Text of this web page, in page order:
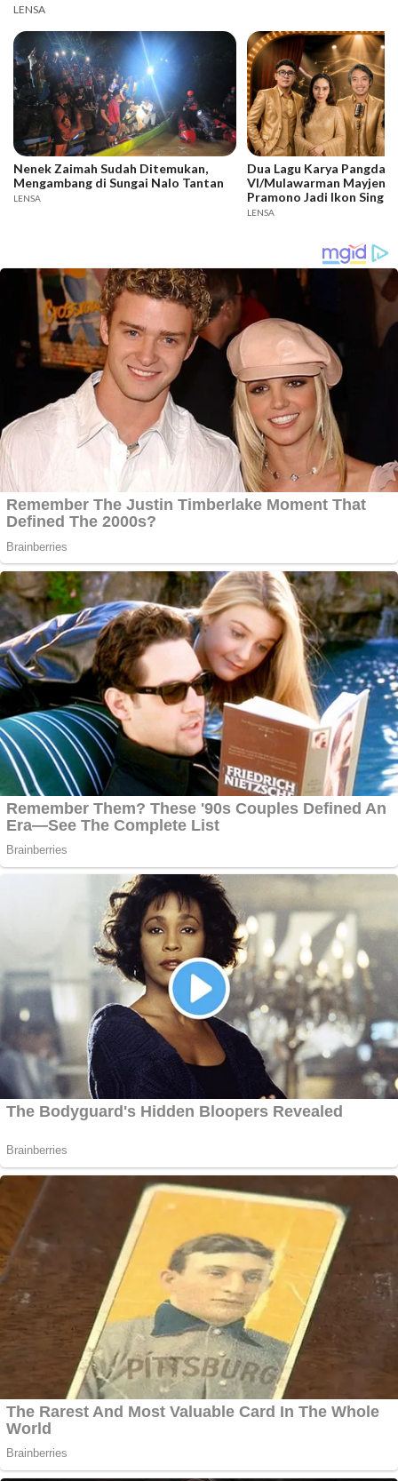
LENSA
Nenek Zaimah Sudah Ditemukan,
Mengambang di Sungai Nalo Tantan
LENSA
Dua Lagu Karya Pangdam
VI/Mulawarman Mayjen
Pramono Jadi Ikon
Competition HUT Ke-81
LENSA